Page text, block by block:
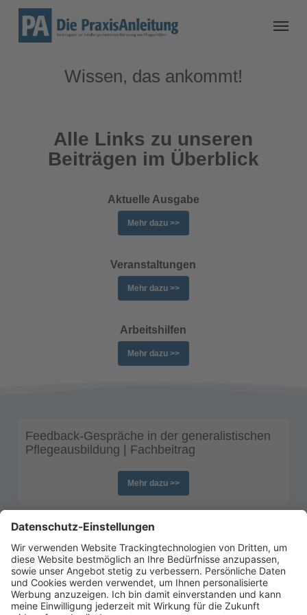
Wissen, das ankommt!
Alle Links zu unseren
Beiträgen im Überblick
Aktuelle Ausgabe
Mehr dazu >>
Veranstaltungen
Mehr dazu >>
Arbeitshilfen
Mehr dazu >>
Feedback-Gespräche in der generalistischen
Pflegeausbildung | Fachbeitrag
Mehr dazu >>
| Fachbeitrag
Mehr dazu >>